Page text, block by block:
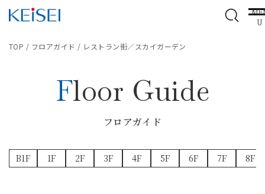
U
TOP / フロアガイド / レストラン街／スカイガーデン
Floor Guide
フロアガイド
B1F 1F 2F 3F 4F 5F 6F 7F 8F